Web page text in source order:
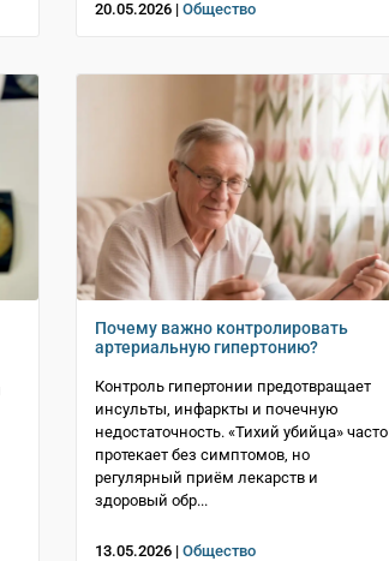
20.05.2026 | Общество
Почему важно контролировать
артериальную гипертонию?
Контроль гипертонии предотвращает
инсульты, инфаркты и почечную
недостаточность. «Тихий убийца» часто
протекает без симптомов, но
регулярный приём лекарств и
здоровый обр...
13.05.2026 | Общество